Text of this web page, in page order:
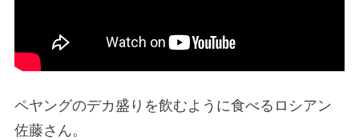
ペヤングのデカ盛りを飲むように食べるロシアン
佐藤さん。